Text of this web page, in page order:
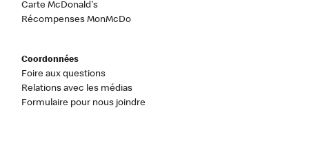
Carte McDonald's
Récompenses MonMcDo
Coordonnées
Foire aux questions
Relations avec les médias
Formulaire pour nous joindre